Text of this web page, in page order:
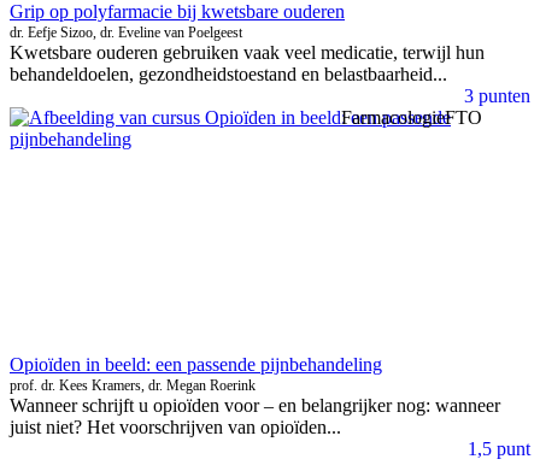
Grip op polyfarmacie bij kwetsbare ouderen
dr. Eefje Sizoo, dr. Eveline van Poelgeest
Kwetsbare ouderen gebruiken vaak veel medicatie, terwijl hun
behandeldoelen, gezondheidstoestand en belastbaarheid...
3 punten
FarmacologieFTO
Opioïden in beeld: een passende pijnbehandeling
prof. dr. Kees Kramers, dr. Megan Roerink
Wanneer schrijft u opioïden voor – en belangrijker nog: wanneer
juist niet? Het voorschrijven van opioïden...
1,5 punt